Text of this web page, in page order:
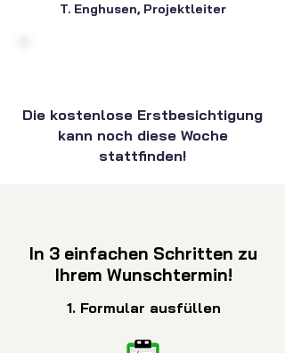
T. Enghusen, Projektleiter
Die kostenlose Erstbesichtigung
kann noch diese Woche
stattfinden!
In 3 einfachen Schritten zu
Ihrem Wunschtermin!
1. Formular ausfüllen